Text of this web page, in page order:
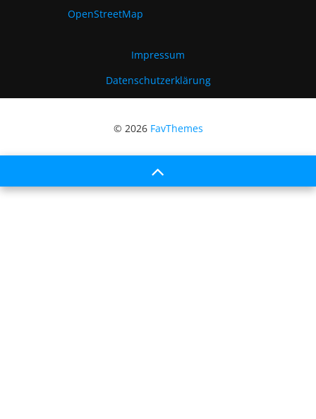
OpenStreetMap
Impressum
Datenschutzerklärung
© 2026 FavThemes